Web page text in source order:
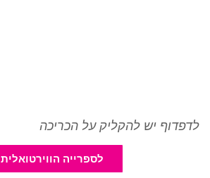
לדפדוף יש להקליק על הכריכה
לספרייה הווירטואלית